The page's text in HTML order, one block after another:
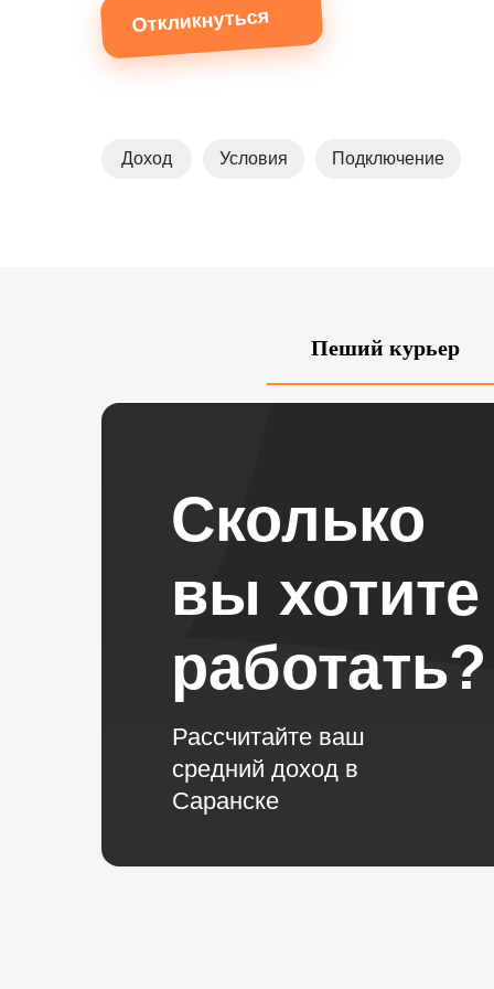
Откликнуться
Доход Условия Подключение
Пеший курьер
Сколько
вы хотите
работать?
Рассчитайте ваш
средний доход в
Саранске